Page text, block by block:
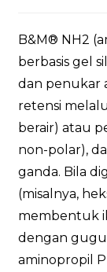
B&M® NH2
berbasis gel
dan penukar
retensi
berair) atau
non-polar),
ganda. Bila
(misalnya,
membentuk
dengan
aminopropil